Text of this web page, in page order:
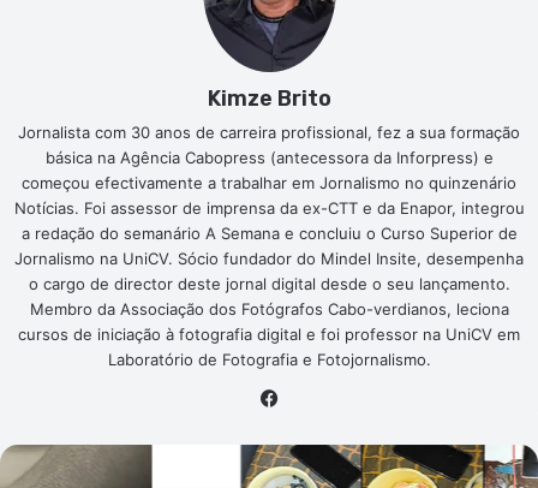
Kimze Brito
Jornalista com 30 anos de carreira profissional, fez a sua formação
básica na Agência Cabopress (antecessora da Inforpress) e
começou efectivamente a trabalhar em Jornalismo no quinzenário
Notícias. Foi assessor de imprensa da ex-CTT e da Enapor, integrou
a redação do semanário A Semana e concluiu o Curso Superior de
Jornalismo na UniCV. Sócio fundador do Mindel Insite, desempenha
o cargo de director deste jornal digital desde o seu lançamento.
Membro da Associação dos Fotógrafos Cabo-verdianos, leciona
cursos de iniciação à fotografia digital e foi professor na UniCV em
Laboratório de Fotografia e Fotojornalismo.